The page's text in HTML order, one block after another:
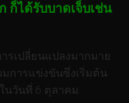
ก็ได้รับบาดเจ็บเช่น
รเปลี่ยนแปลงมากมาย
มการแข่งขันซึ่งเริ่มต้น
นวันที่ 6 ตุลาคม